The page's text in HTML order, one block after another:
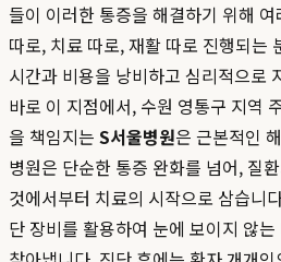
들이 이러한 통증을 해결하기 위해
따로, 치료 따로, 재활 따로 진행되는
시간과 비용을 낭비하고 심리적으로
바로 이 지점에서, 수원 영통구 지역
을 책임지는 S서울병원은 근본적인
병원은 단순한 통증 완화를 넘어, 질
것에서부터 치료의 시작으로 삼습니
단 장비를 활용하여 눈에 보이지 않